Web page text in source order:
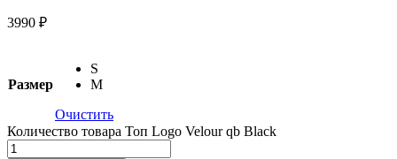
3990 ₽
Размер
S
M
Очистить
Количество товара Топ Logo Velour qb Black